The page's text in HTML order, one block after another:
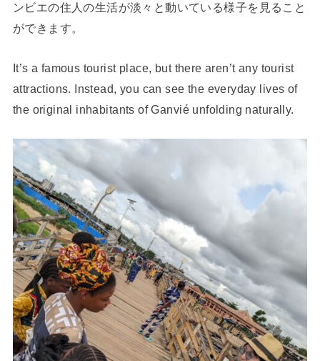
ンビエの住人の生活が淡々と動いている様子を見ること
ができます。
It’s a famous tourist place, but there aren’t any tourist
attractions. Instead, you can see the everyday lives of
the original inhabitants of Ganvié unfolding naturally.